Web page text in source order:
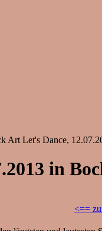
Let's Dance,
in
<==